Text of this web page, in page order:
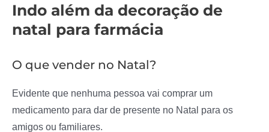
Indo além da decoração de
natal para farmácia
O que vender no Natal?
Evidente que nenhuma pessoa vai comprar um
medicamento para dar de presente no Natal para os
amigos ou familiares.